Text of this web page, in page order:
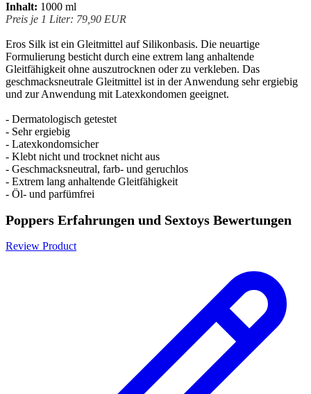
Inhalt: 1000 ml
Preis je 1 Liter: 79,90 EUR
Eros Silk ist ein Gleitmittel auf Silikonbasis. Die neuartige
Formulierung besticht durch eine extrem lang anhaltende
Gleitfähigkeit ohne auszutrocknen oder zu verkleben. Das
geschmacksneutrale Gleitmittel ist in der Anwendung sehr ergiebig
und zur Anwendung mit Latexkondomen geeignet.
- Dermatologisch getestet
- Sehr ergiebig
- Latexkondomsicher
- Klebt nicht und trocknet nicht aus
- Geschmacksneutral, farb- und geruchlos
- Extrem lang anhaltende Gleitfähigkeit
- Öl- und parfümfrei
Poppers Erfahrungen und Sextoys Bewertungen
Review Product